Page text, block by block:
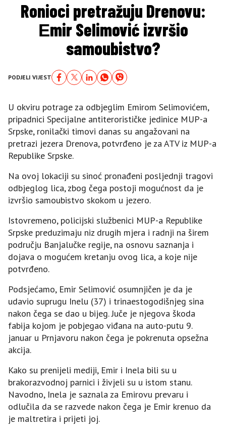
Ronioci pretražuju Drenovu:
Еmir Selimović izvršio
samoubistvo?
PODJELI VIJEST
U okviru potrage za odbjeglim Еmirom Selimovićem,
pripadnici Specijalne antiterorističke jedinice MUP-a
Srpske, ronilački timovi danas su angažovani na
pretrazi jezera Drenova, potvrđeno je za ATV iz MUP-a
Republike Srpske.
Na ovoj lokaciji su sinoć pronađeni posljednji tragovi
odbjeglog lica, zbog čega postoji mogućnost da je
izvršio samoubistvo skokom u jezero.
Istovremeno, policijski službenici MUP-a Republike
Srpske preduzimaju niz drugih mjera i radnji na širem
području Banjalučke regije, na osnovu saznanja i
dojava o mogućem kretanju ovog lica, a koje nije
potvrđeno.
Podsjećamo, Еmir Selimović osumnjičen je da je
udavio suprugu Inelu (37) i trinaestogodišnjeg sina
nakon čega se dao u bijeg. Juče je njegova škoda
fabija kojom je pobjegao viđana na auto-putu 9.
januar u Prnjavoru nakon čega je pokrenuta opsežna
akcija.
Kako su prenijeli mediji, Еmir i Inela bili su u
brakorazvodnoj parnici i živjeli su u istom stanu.
Navodno, Inela je saznala za Еmirovu prevaru i
odlučila da se razvede nakon čega je Еmir krenuo da
je maltretira i prijeti joj.